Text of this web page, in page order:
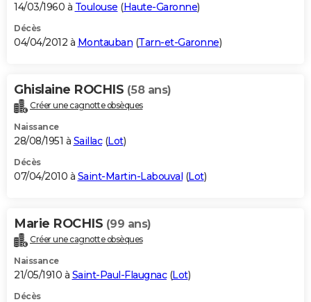
14/03/1960 à Toulouse (Haute-Garonne)
Décès
04/04/2012 à Montauban (Tarn-et-Garonne)
Ghislaine ROCHIS (58 ans)
Créer une cagnotte obsèques
Naissance
28/08/1951 à Saillac(Lot)
Décès
07/04/2010 à Saint-Martin-Labouval (Lot)
Marie ROCHIS (99 ans)
Créer une cagnotte obsèques
Naissance
21/05/1910 à Saint-Paul-Flaugnac(Lot)
Décès